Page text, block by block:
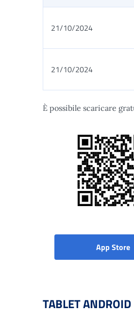
21/10/2024
21/10/2024
È possibile scaricare
App Store
TABLET